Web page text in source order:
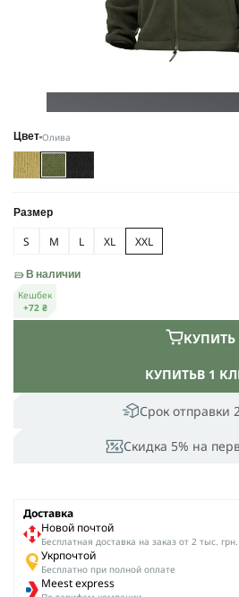
Цвет Олива
Размер
S M L XL XXL
Срок отправки
Скидка 5% на
КУПИТЬВ 1
КУПИТЬ
В наличии
Кешбек
+72 ₴
Доставка
Новой почтой
Беcплатная доставка на заказ от 2 тыс. грн.
Укрпочтой
Бесплатно при полной оплате
Meest express